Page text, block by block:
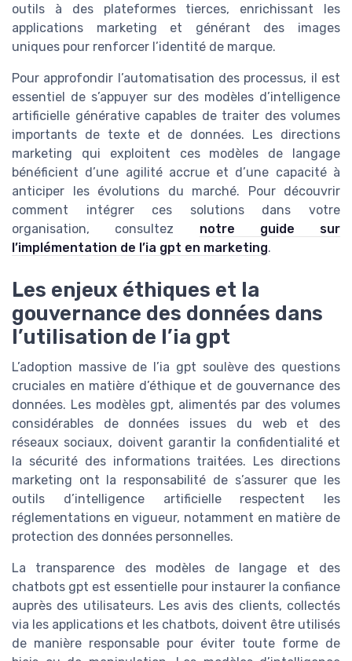
outils à des plateformes tierces, enrichissant les
applications marketing et générant des images
uniques pour renforcer l’identité de marque.
Pour approfondir l’automatisation des processus, il est
essentiel de s’appuyer sur des modèles d’intelligence
artificielle générative capables de traiter des volumes
importants de texte et de données. Les directions
marketing qui exploitent ces modèles de langage
bénéficient d’une agilité accrue et d’une capacité à
anticiper les évolutions du marché. Pour découvrir
comment intégrer ces solutions dans votre
organisation, consultez notre guide sur
l’implémentation de l’ia gpt en marketing.
Les enjeux éthiques et la
gouvernance des données dans
l’utilisation de l’ia gpt
L’adoption massive de l’ia gpt soulève des questions
cruciales en matière d’éthique et de gouvernance des
données. Les modèles gpt, alimentés par des volumes
considérables de données issues du web et des
réseaux sociaux, doivent garantir la confidentialité et
la sécurité des informations traitées. Les directions
marketing ont la responsabilité de s’assurer que les
outils d’intelligence artificielle respectent les
réglementations en vigueur, notamment en matière de
protection des données personnelles.
La transparence des modèles de langage et des
chatbots gpt est essentielle pour instaurer la confiance
auprès des utilisateurs. Les avis des clients, collectés
via les applications et les chatbots, doivent être utilisés
de manière responsable pour éviter toute forme de